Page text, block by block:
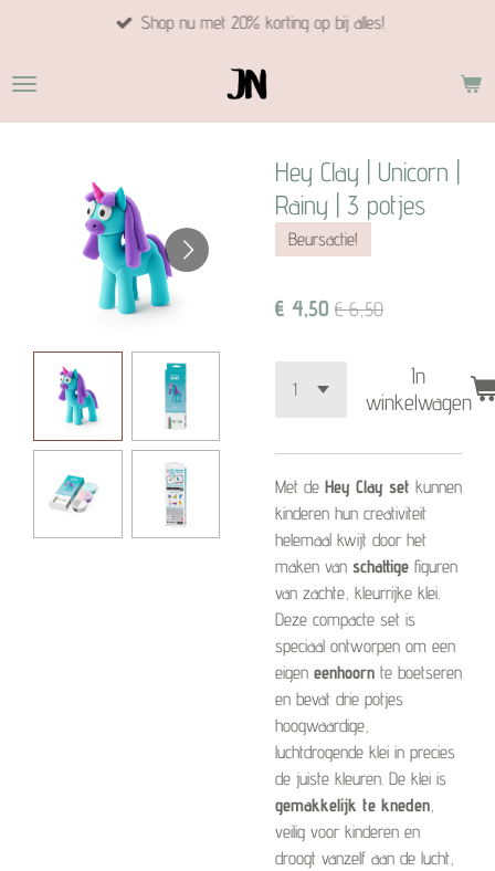
naar
hoofdinhoud
Shop nu met 20% korting op bij alles!
Hey Clay | Unicorn |
Rainy | 3 potjes
Beursactie!
€ 4,50 € 6,50
In
winkelwagen
Met de Hey Clay set kunnen
kinderen hun creativiteit
helemaal kwijt door het
maken van schattige figuren
van zachte, kleurrijke klei.
Deze compacte set is
speciaal ontworpen om een
eigen eenhoorn te boetseren
en bevat drie potjes
hoogwaardige,
luchtdrogende klei in precies
de juiste kleuren. De klei is
gemakkelijk te kneden
veilig voor kinderen en
droogt vanzelf aan de lucht,